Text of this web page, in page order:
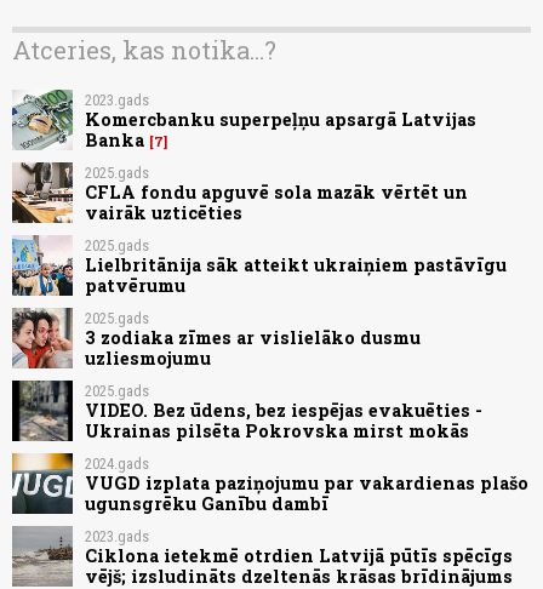
Atceries, kas notika...?
2023.gads
Komercbanku superpeļņu apsargā Latvijas
Banka 7
2025.gads
CFLA fondu apguvē sola mazāk vērtēt un
vairāk uzticēties
2025.gads
Lielbritānija sāk atteikt ukraiņiem pastāvīgu
patvērumu
2025.gads
3 zodiaka zīmes ar vislielāko dusmu
uzliesmojumu
2025.gads
VIDEO. Bez ūdens, bez iespējas evakuēties -
Ukrainas pilsēta Pokrovska mirst mokās
2024.gads
VUGD izplata paziņojumu par vakardienas plašo
ugunsgrēku Ganību dambī
2023.gads
Ciklona ietekmē otrdien Latvijā pūtīs spēcīgs
vējš; izsludināts dzeltenās krāsas brīdinājums